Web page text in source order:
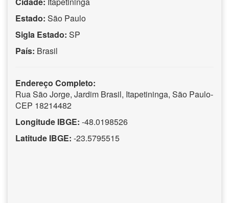
Estado: São Paulo
Sigla Estado: SP
País: Brasil
Endereço Completo:
Rua São Jorge, Jardim Brasil, Itapetininga, São Paulo-
CEP 18214482
Longitude IBGE: -48.0198526
Latitude IBGE: -23.5795515